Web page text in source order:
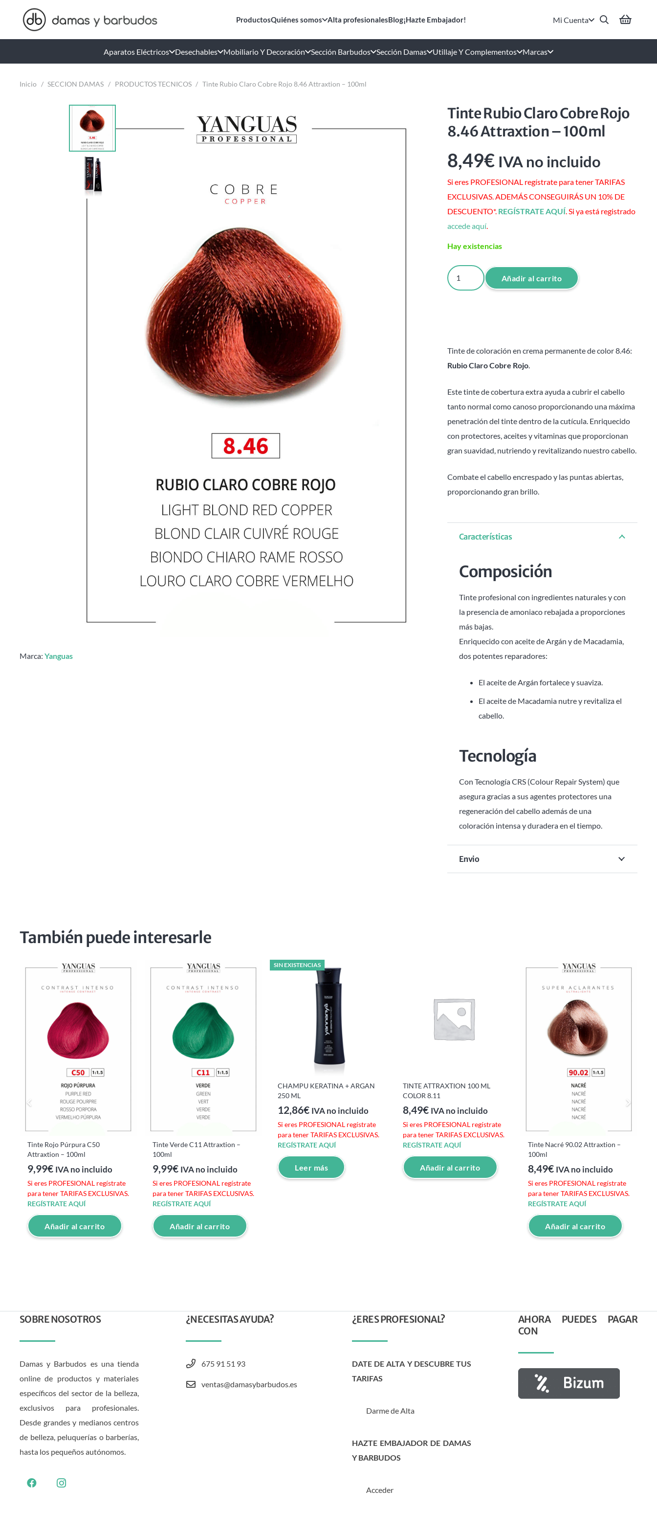
ProductosQuiénes somos Alta profesionalesBlog¡Hazte Embajador! Mi Cuenta
Aparatos Eléctricos Desechables Mobiliario Y Decoración Sección Barbudos Sección Damas Utillaje Y Complementos Marcas
Inicio / SECCION DAMAS / PRODUCTOS TECNICOS / Tinte Rubio Claro Cobre Rojo 8.46 Attraxtion – 100ml
Marca: Yanguas
Tinte Rubio Claro Cobre Rojo
8.46 Attraxtion – 100ml
8,49€ IVA no incluido
Si eres PROFESIONAL regístrate para tener TARIFAS
EXCLUSIVAS. ADEMÁS CONSEGUIRÁS UN 10% DE
DESCUENTO*. REGÍSTRATE AQUÍ. Si ya está registrado
accede aquí.
Hay existencias
Tinte
Rubio
100ml
cantidad
Añadir al carrito
Tinte de coloración en crema permanente de color 8.46:
Rubio Claro Cobre Rojo.
Este tinte de cobertura extra ayuda a cubrir el cabello
tanto normal como canoso proporcionando una máxima
penetración del tinte dentro de la cutícula. Enriquecido
con protectores, aceites y vitaminas que proporcionan
gran suavidad, nutriendo y revitalizando nuestro cabello.
Combate el cabello encrespado y las puntas abiertas,
proporcionando gran brillo.
Características
Composición
Tinte profesional con ingredientes naturales y con
la presencia de amoniaco rebajada a proporciones
más bajas.
Enriquecido con aceite de Argán y de Macadamia,
dos potentes reparadores:
El aceite de Argán fortalece y suaviza.
El aceite de Macadamia nutre y revitaliza el
cabello.
Tecnología
Con Tecnología CRS (Colour Repair System) que
asegura gracias a sus agentes protectores una
regeneración del cabello además de una
coloración intensa y duradera en el tiempo.
Envio
También puede interesarle
Tinte Rojo Púrpura C50
Attraxtion – 100ml
9,99€ IVA no incluido
Si eres PROFESIONAL regístrate
para tener TARIFAS EXCLUSIVAS.
REGÍSTRATE AQUÍ
Añadir al carrito
Tinte Verde C11 Attraxtion –
100ml
9,99€ IVA no incluido
Si eres PROFESIONAL regístrate
para tener TARIFAS EXCLUSIVAS.
REGÍSTRATE AQUÍ
Añadir al carrito
SIN EXISTENCIAS
CHAMPU KERATINA + ARGAN
250 ML
12,86€ IVA no incluido
Si eres PROFESIONAL regístrate
para tener TARIFAS EXCLUSIVAS.
REGÍSTRATE AQUÍ
Leer más
TINTE ATTRAXTION 100 ML
COLOR 8.11
8,49€ IVA no incluido
Si eres PROFESIONAL regístrate
para tener TARIFAS EXCLUSIVAS.
REGÍSTRATE AQUÍ
Añadir al carrito
Tinte Nacré 90.02 Attraxtion –
100ml
8,49€ IVA no incluido
Si eres PROFESIONAL regístrate
para tener TARIFAS EXCLUSIVAS.
REGÍSTRATE AQUÍ
Añadir al carrito
SOBRE NOSOTROS
Damas y Barbudos es una tienda
online de productos y materiales
específicos del sector de la belleza,
exclusivos para profesionales.
Desde grandes y medianos centros
de belleza, peluquerías o barberías,
hasta los pequeños autónomos.
¿NECESITAS AYUDA?
675 91 51 93
ventas@damasybarbudos.es
¿ERES PROFESIONAL?
DATE DE ALTA Y DESCUBRE TUS
TARIFAS
Darme de Alta
HAZTE EMBAJADOR DE DAMAS
Y BARBUDOS
Acceder
AHORA PUEDES PAGAR
CON